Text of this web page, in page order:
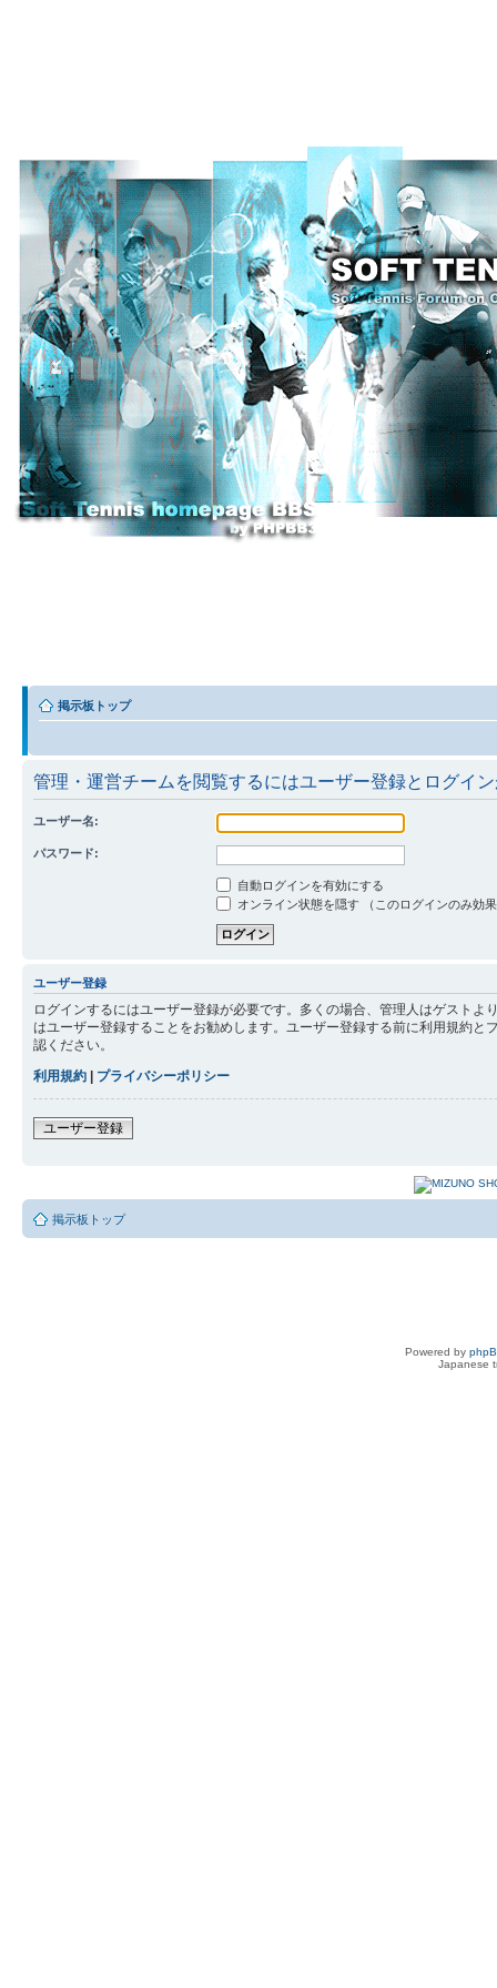
掲示板トップ
管理・運営チームを閲覧するにはユーザー登録とログイ
ユーザー名:
パスワード:
自動ログインを有効にする
オンライン状態を隠す （このログインのみ効
ユーザー登録
ログインするにはユーザー登録が必要です。多くの場合、管理人はゲスト
はユーザー登録することをお勧めします。ユーザー登録する前に利用規約
認ください。
利用規約 | プライバシーポリシー
ユーザー登録
掲示板トップ
Powered by
Japanese